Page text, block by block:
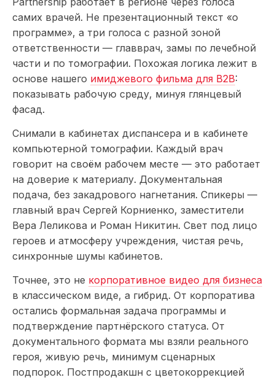
самих врачей. Не презентационный текст «о
программе», а три голоса с разной зоной
ответственности — главврач, замы по лечебной
части и по томографии. Похожая логика лежит в
основе нашего имиджевого фильма для B2B:
показывать рабочую среду, минуя глянцевый
фасад.
Снимали в кабинетах диспансера и в кабинете
компьютерной томографии. Каждый врач
говорит на своём рабочем месте — это работает
на доверие к материалу. Документальная
подача, без закадрового нагнетания. Спикеры —
главный врач Сергей Корниенко, заместители
Вера Леликова и Роман Никитин. Свет под лицо
героев и атмосферу учреждения, чистая речь,
синхронные шумы кабинетов.
Точнее, это не корпоративное видео для бизнеса
в классическом виде, а гибрид. От корпоратива
остались формальная задача программы и
подтверждение партнёрского статуса. От
документального формата мы взяли реального
героя, живую речь, минимум сценарных
подпорок. Постпродакшн с цветокоррекцией